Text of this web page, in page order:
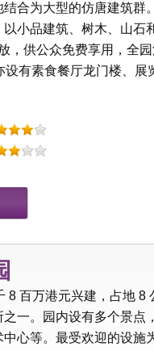
合为大型的仿唐建筑群
小品建筑、树木、山石
，供公众免费享用，全
有素食餐厅龙门楼、展
8 百万港元兴建，占地 8
一。园内设有多个景点
心等。最受欢迎的设施